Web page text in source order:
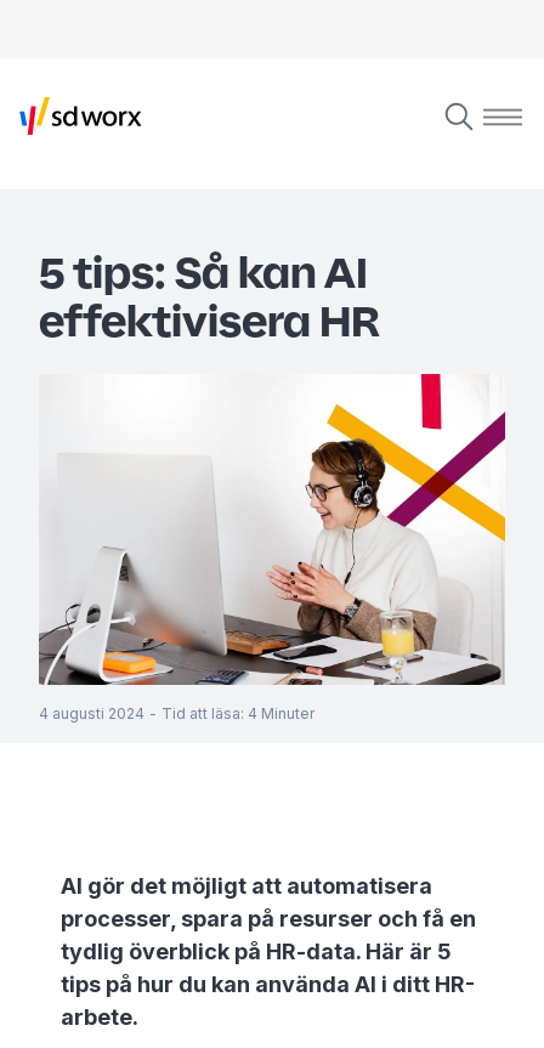
5 tips: Så kan AI
effektivisera HR
4 augusti 2024 - Tid att läsa: 4 Minuter
AI gör det möjligt att automatisera
processer, spara på resurser och få en
tydlig överblick på HR-data. Här är 5
tips på hur du kan använda AI i ditt HR-
arbete.